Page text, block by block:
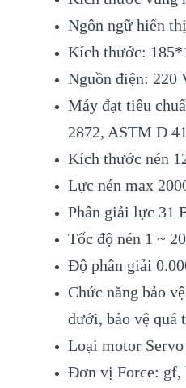
Ngôn ngữ hiển
Kích thước:
Nguồn điện: 220
Máy đạt tiêu
2872, ASTM D
Kích thước nén
Lực nén max
Phân giải lực 31
Tốc độ nén 1 ~
Độ phân giải
Chức năng bảo
dưới, bảo vệ quá
Loại motor
Đơn vị Force: gf,